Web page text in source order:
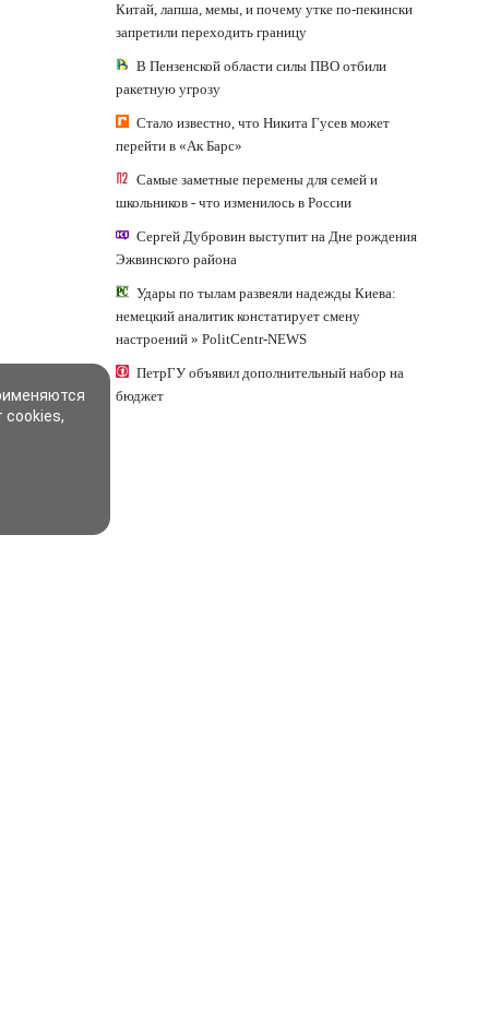
Китай, лапша, мемы, и почему утке по-пекински
запретили переходить границу
В Пензенской области силы ПВО отбили
ракетную угрозу
Стало известно, что Никита Гусев может
перейти в «Ак Барс»
Самые заметные перемены для семей и
школьников - что изменилось в России
Сергей Дубровин выступит на Дне рождения
Эжвинского района
Удары по тылам развеяли надежды Киева:
немецкий аналитик констатирует смену
настроений » PolitCentr-NEWS
ПетрГУ объявил дополнительный набор на
бюджет
cookies,